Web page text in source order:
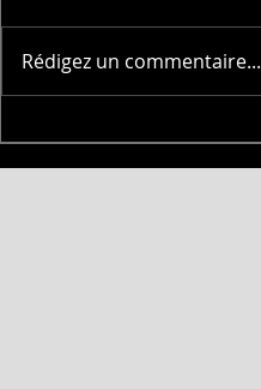
Rédigez un commentaire...